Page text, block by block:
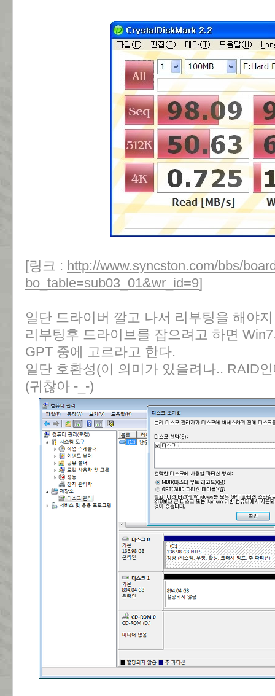
[링크 : http://www.syncston.com/bbs/
bo_table=sub03_01&wr_id=9]
일단 드라이버 깔고 나서 리부팅을 해야
리부팅후 드라이브를 잡으려고 하면
GPT 중에 고르라고 한다.
일단 호환성(이 의미가 있을려나.. RAID
(귀찮아 -_-)